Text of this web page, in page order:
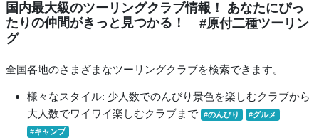
国内最大級のツーリングクラブ情報！ あなたにぴっ
たりの仲間がきっと見つかる！
#原付二種ツーリン
グ
全国各地のさまざまなツーリングクラブを検索できます。
様々なスタイル: 少人数でのんびり景色を楽しむクラブから
大人数でワイワイ楽しむクラブまで
#のんびり
#グルメ
#キャンプ